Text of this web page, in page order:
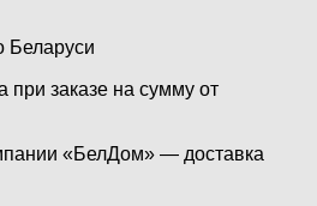
Беларуси
при заказе на сумму от
«БелДом» — доставка